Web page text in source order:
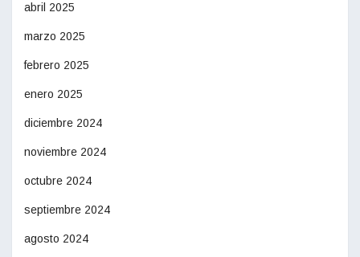
abril 2025
marzo 2025
febrero 2025
enero 2025
diciembre 2024
noviembre 2024
octubre 2024
septiembre 2024
agosto 2024